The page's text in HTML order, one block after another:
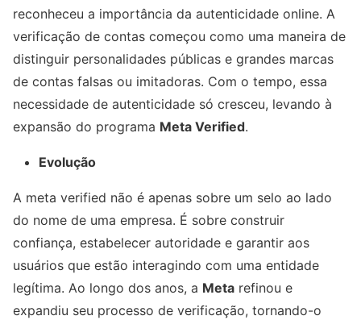
reconheceu a importância da autenticidade online. A
verificação de contas começou como uma maneira de
distinguir personalidades públicas e grandes marcas
de contas falsas ou imitadoras. Com o tempo, essa
necessidade de autenticidade só cresceu, levando à
expansão do programa Meta Verified.
Evolução
A meta verified não é apenas sobre um selo ao lado
do nome de uma empresa. É sobre construir
confiança, estabelecer autoridade e garantir aos
usuários que estão interagindo com uma entidade
legítima. Ao longo dos anos, a Meta refinou e
expandiu seu processo de verificação, tornando-o